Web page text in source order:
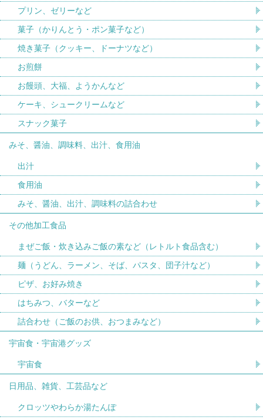
プリン、ゼリーなど
菓子（かりんとう・ポン菓子など）
焼き菓子（クッキー、ドーナツなど）
お煎餅
お饅頭、大福、ようかんなど
ケーキ、シュークリームなど
スナック菓子
みそ、醤油、調味料、出汁、食用油
出汁
食用油
みそ、醤油、出汁、調味料の詰合わせ
その他加工食品
まぜご飯・炊き込みご飯の素など（レトルト食品含む）
麺（うどん、ラーメン、そば、パスタ、団子汁など）
ピザ、お好み焼き
はちみつ、バターなど
詰合わせ（ご飯のお供、おつまみなど）
宇宙食・宇宙港グッズ
宇宙食
日用品、雑貨、工芸品など
クロッツやわらか湯たんぽ